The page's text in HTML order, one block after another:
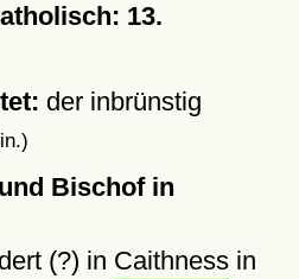
13.
der inbrünstig
Bischof in
(?) in Caithnessin